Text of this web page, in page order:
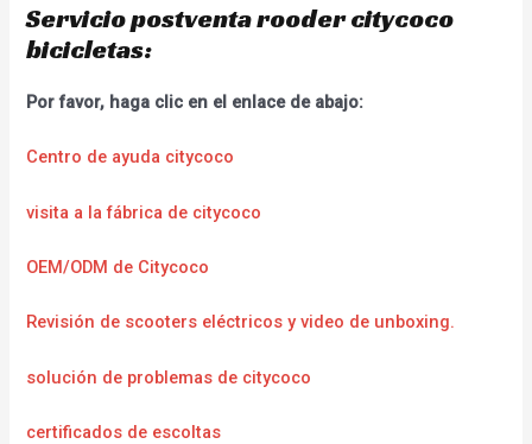
Servicio postventa rooder citycoco
bicicletas:
Por favor, haga clic en el enlace de abajo:
Centro de ayuda citycoco
visita a la fábrica de citycoco
OEM/ODM de Citycoco
Revisión de scooters eléctricos y video de unboxing.
solución de problemas de citycoco
certificados de escoltas